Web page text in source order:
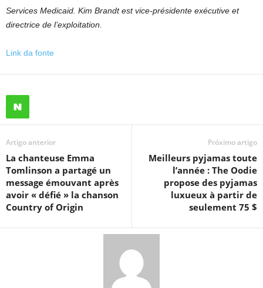
Services Medicaid. Kim Brandt est vice-présidente exécutive et
directrice de l’exploitation.
Link da fonte
Artigo anterior
La chanteuse Emma
Tomlinson a partagé un
message émouvant après
avoir « défié » la chanson
Country of Origin
Próximo artigo
Meilleurs pyjamas toute
l’année : The Oodie
propose des pyjamas
luxueux à partir de
seulement 75 $